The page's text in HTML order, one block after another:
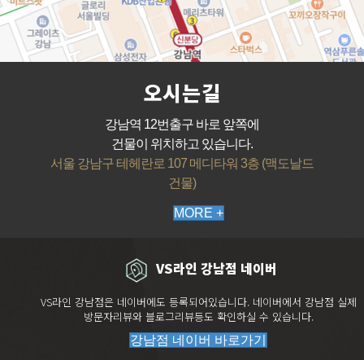
오시는길
강남역 12번출구 바로 앞쪽에
건물이 위치하고 있습니다.
서울 강남구 테헤란로 107 메디타워 3층 (맥도날드
건물)
MORE +
VS라인 강남점 네이버
VS라인 강남점은 네이버에도 등록되어있습니다. 네이버에서 강남점 실제
방문자리뷰와 블로그리뷰등도 확인하실 수 있습니다.
강남점 네이버 바로가기